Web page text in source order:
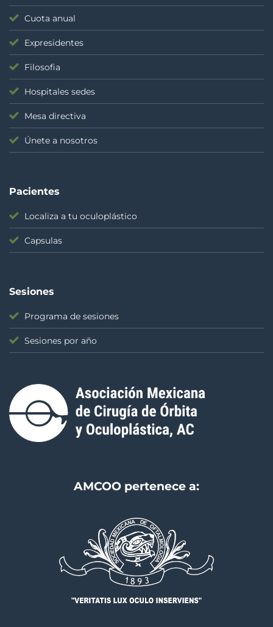
Cuota anual
Expresidentes
Filosofia
Hospitales sedes
Mesa directiva
Únete a nosotros
Pacientes
Localiza a tu oculoplástico
Capsulas
Sesiones
Programa de sesiones
Sesiones por año
AMCOO pertenece a: